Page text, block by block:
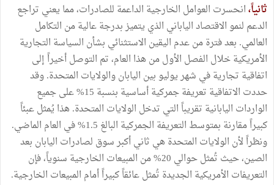
ثانياً،انحسرت العوامل الخارجية الداعمة للصادرات، مما يعني تراجع
الدعم لنمو الاقتصاد الياباني الذي يتميز بدرجة عالية من التكامل
العالمي. بعد فترة من عدم اليقين الاستثنائي بشأن السياسة التجارية
الأمريكية خلال الفصل الأول من هذا العام، تم التوصل أخيراً إلى
اتفاقية تجارية في شهر يوليو بين اليابان والولايات المتحدة. وقد
حددت الاتفاقية تعريفة جمركية أساسية بنسبة 15% على جميع
الواردات اليابانية تقريباً التي تدخل الولايات المتحدة. هذا يُمثل عبئاً
كبيراً مقارنة بمتوسط التعريفة الجمركية البالغ 1.5% في العام الماضي.
ونظراً لأن الولايات المتحدة هي ثاني أكبر سوق لصادرات اليابان بعد
الصين، حيث تُمثل حوالي 20% من المبيعات الخارجية سنوياً، فإن
التعريفات الأمريكية الجديدة تُمثل عائقاً كبيراً أمام المبيعات الخارجية.